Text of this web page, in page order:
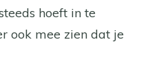
hoeft in te
ook mee zien dat je